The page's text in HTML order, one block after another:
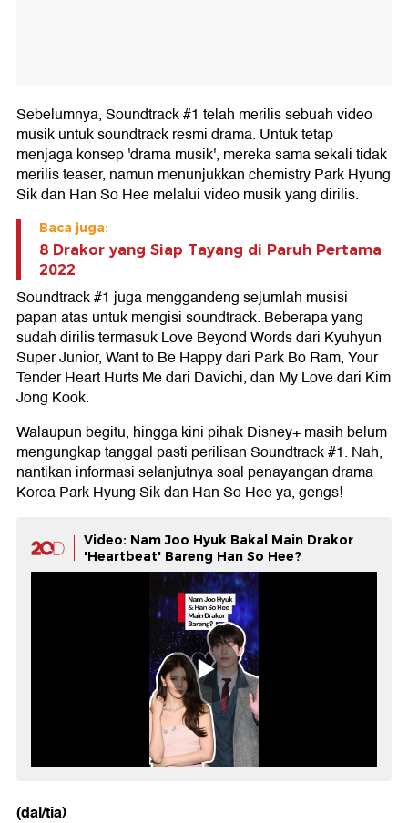
Sebelumnya, Soundtrack #1 telah merilis sebuah video
musik untuk soundtrack resmi drama. Untuk tetap
menjaga konsep 'drama musik', mereka sama sekali tidak
merilis teaser, namun menunjukkan chemistry Park Hyung
Sik dan Han So Hee melalui video musik yang dirilis.
Baca juga:
8 Drakor yang Siap Tayang di Paruh Pertama
2022
Soundtrack #1 juga menggandeng sejumlah musisi
papan atas untuk mengisi soundtrack. Beberapa yang
sudah dirilis termasuk Love Beyond Words dari Kyuhyun
Super Junior, Want to Be Happy dari Park Bo Ram, Your
Tender Heart Hurts Me dari Davichi, dan My Love dari Kim
Jong Kook.
Walaupun begitu, hingga kini pihak Disney+ masih belum
mengungkap tanggal pasti perilisan Soundtrack #1. Nah,
nantikan informasi selanjutnya soal penayangan drama
Korea Park Hyung Sik dan Han So Hee ya, gengs!
Video: Nam Joo Hyuk Bakal Main Drakor
'Heartbeat' Bareng Han So Hee?
(dal/tia)